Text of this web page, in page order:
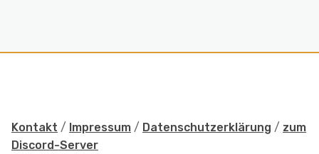
Kontakt / Impressum / Datenschutzerklärung / zum
Discord-Server